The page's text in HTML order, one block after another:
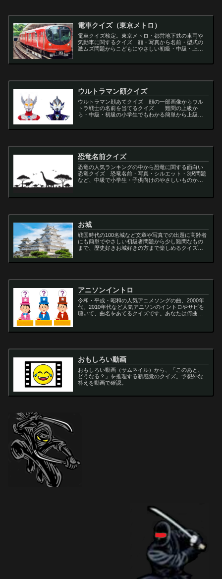
電車クイズ（東京メトロ）
電車クイズ検定。東京メトロ・都営地下鉄の車両や
気動車に関するクイズ 顔・写真から名前・型式の
激ムズ問題からこどもにやさしい初級・中級・上級
ウルトラマン顔クイズ
ウルトラマン顔あてクイズ 顔の一部画像からウル
トラ戦士の名前を当てるクイズ 難問の上級か
ら・中級・初級の小学生でもわかる簡単から上級者
恐竜名前クイズ
恐竜の人気ランキングの中から恐竜に関する面白い
恐竜クイズ 恐竜名前・写真・シルエット・3択問題
など、中級で小学生・子供向けのやさしいものから
サ...
お城
戦国時代の100名城など文章や写真での出題に高齢者
にも簡単でやさしい初級者問題から少し難問なもの
まで、歴史好きお城好きの方まで楽しめるクイズで
アニソンイントロ
令和・平成・昭和の人気アニメソングの曲、2000年
代、2010年代など人気アニソンのイントロやサビを
聴いて、曲名をあてるクイズです。あなたは何曲わ
おもしろい動画
おもしろい動画（サムネイル）から、「このあと、
どうなる？」を推理する新感覚のクイズ。予想外な
答えを動画で確認。